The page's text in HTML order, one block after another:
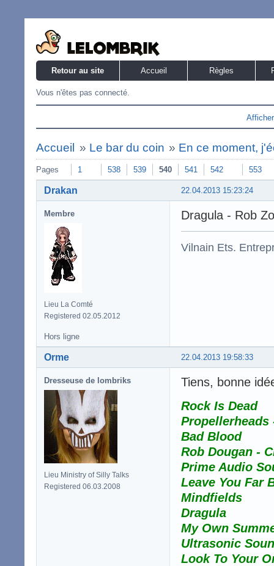
Retour au site Accueil Règles
Vous n'êtes pas connecté.
Accueil » Le bar du coin » En ce moment,
Pages 1 538 539 540 541 542 553
22.04.2013 15:23:24
Drakan
Membre
Lieu La Comté
Registered 02.05.2012
Dragula - Rob
Vilnain Ets.
Hors ligne
22.04.2013 19:58:33
Orme
Dresseuse de lombriks
Lieu Ministry of Silly Talks
Registered 06.03.2008
Tiens, bonne
Rock Is Dead
Propellerheads
Bad Blood
Rob Dougan -
Prime Audio
Leave You Far
Mindfields
Dragula
My Own
Ultrasonic
Look To Your